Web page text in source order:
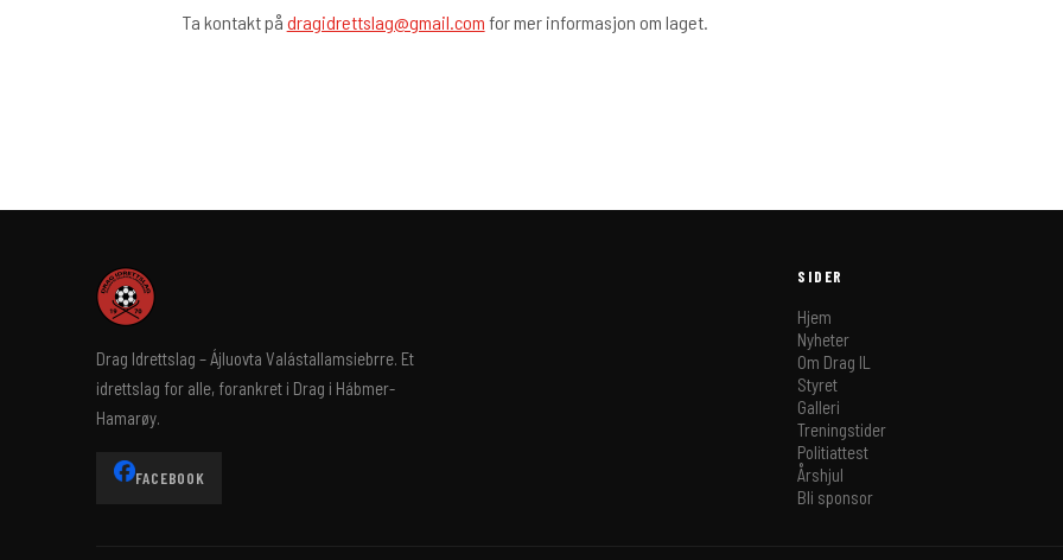
Ta kontakt på dragidrettslag@gmail.com for mer informasjon om laget.
Drag Idrettslag – Ájluovta Valástallamsiebrre. Et
idrettslag for alle, forankret i Drag i Hábmer-
Hamarøy.
FACEBOOK
SIDER
Hjem
Nyheter
Om Drag IL
Styret
Galleri
Treningstider
Politiattest
Årshjul
Bli sponsor